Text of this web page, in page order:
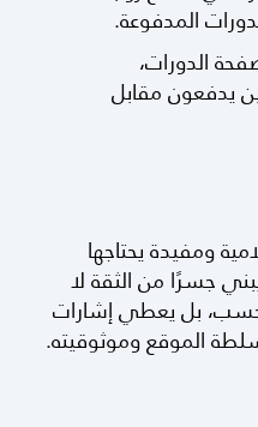
المدفوعة.
الدورات،
يدفعون مقابل
ومفيدة يحتاجها
جسرًا من الثقة لا
بل يعطي إشارات
الموقع وموثوقيته.